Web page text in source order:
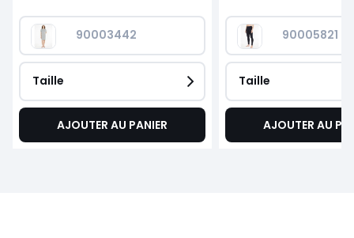
90003442
Taille
AJOUTER AU PANIER
90005821
Taille
AJOUTER AU